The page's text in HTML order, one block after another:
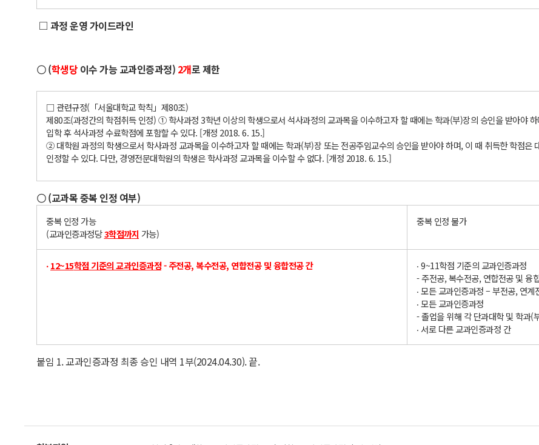
□ 과정 운영 가이드라인
〇 (학생당 이수 가능 교과인증과정) 2개로 제한
□ 관련규정(「서울대학교 학칙」제80조)
제80조(과정간의 학점취득 인정) ① 학사과정 3학년 이상의 학생으로서 석사과정의 교과목을 이수하고자 할 때에는 학과(부)장의 승인을 받아야
입학 후 석사과정 수료학점에 포함할 수 있다. [개정 2018. 6. 15.]
② 대학원 과정의 학생으로서 학사과정 교과목을 이수하고자 할 때에는 학과(부)장 또는 전공주임교수의 승인을 받아야 하며, 이 때 취득한 학점은
인정할 수 있다. 다만, 경영전문대학원의 학생은 학사과정 교과목을 이수할 수 없다. [개정 2018. 6. 15.]
〇 (교과목 중복 인정 여부)
중복 인정 가능
(교과인증과정당3학점까지 가능)
중복 인정 불가
‧12~15학점 기준의 교과인증과정- 주전공, 복수전공, 연합전공 및 융합전공 간
‧ 9~11학점 기준의 교과인증과정
- 주전공, 복수전공, 연합전공 및 융
‧ 모든 교과인증과정 – 부전공, 연계
‧ 모든 교과인증과정
- 졸업을 위해 각 단과대학 및 학과(
‧ 서로 다른 교과인증과정 간
붙임 1. 교과인증과정 최종 승인 내역 1부(2024.04.30). 끝.